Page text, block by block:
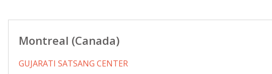
Montreal (Canada)
GUJARATI SATSANG CENTER